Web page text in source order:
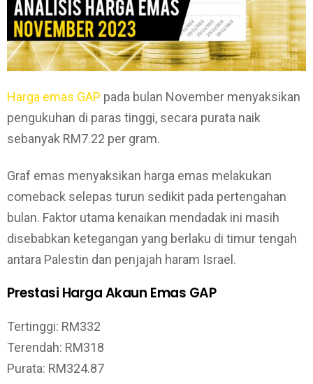
Harga emas GAP pada bulan November menyaksikan
pengukuhan di paras tinggi, secara purata naik
sebanyak RM7.22 per gram.
Graf emas menyaksikan harga emas melakukan
comeback selepas turun sedikit pada pertengahan
bulan. Faktor utama kenaikan mendadak ini masih
disebabkan ketegangan yang berlaku di timur tengah
antara Palestin dan penjajah haram Israel.
Prestasi Harga Akaun Emas GAP
Tertinggi: RM332
Terendah: RM318
Purata: RM324.87